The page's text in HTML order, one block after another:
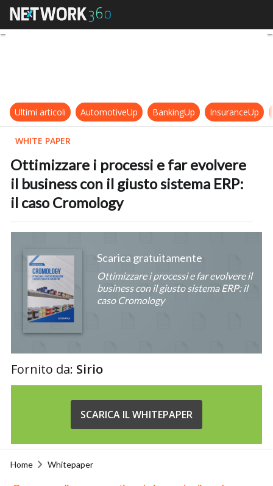
Ottimizzare i processi e far
Ultimi articoli AutomotiveUp BankingUp InsuranceUp
WHITE PAPER
Ottimizzare i processi e far evolvere
il business con il giusto sistema ERP:
il caso Cromology
Scarica gratuitamente
Ottimizzare i processi e far evolvere il
business con il giusto sistema ERP: il
caso Cromology
Fornito da: Sirio
SCARICA IL WHITEPAPER
Home Whitepaper